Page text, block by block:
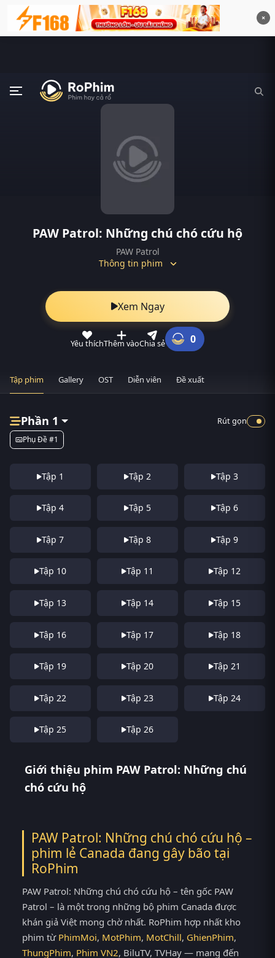
×
PAW Patrol: Những chú chó cứu hộ
PAW Patrol
Thông tin phim
Xem Ngay
Yêu thíchThêm vàoChia sẻ 0
Tập phim Gallery OST Diễn viên Đề xuất
Phần 1
Phụ Đề #1
Rút gọn
Tập 1 Tập 2 Tập 3
Tập 4 Tập 5 Tập 6
Tập 7 Tập 8 Tập 9
Tập 10 Tập 11 Tập 12
Tập 13 Tập 14 Tập 15
Tập 16 Tập 17 Tập 18
Tập 19 Tập 20 Tập 21
Tập 22 Tập 23 Tập 24
Tập 25 Tập 26
Giới thiệu phim PAW Patrol: Những chú
chó cứu hộ
PAW Patrol: Những chú chó cứu hộ –
phim lẻ Canada đang gây bão tại
RoPhim
PAW Patrol: Những chú chó cứu hộ – tên gốc PAW
Patrol – là một trong những bộ phim Canada được
khán giả Việt mong chờ nhất. RoPhim hợp nhất kho
phim từ PhimMoi, MotPhim, MotChill, GhienPhim,
ThungPhim, Phim VN2, BiluTV, TVHay — mang đến